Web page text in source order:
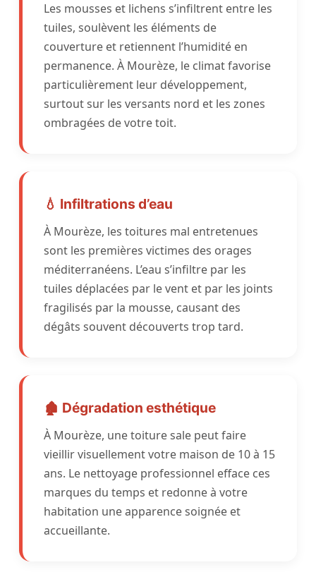
Les mousses et lichens s’infiltrent entre les
tuiles, soulèvent les éléments de
couverture et retiennent l’humidité en
permanence. À Mourèze, le climat favorise
particulièrement leur développement,
surtout sur les versants nord et les zones
ombragées de votre toit.
💧 Infiltrations d’eau
À Mourèze, les toitures mal entretenues
sont les premières victimes des orages
méditerranéens. L’eau s’infiltre par les
tuiles déplacées par le vent et par les joints
fragilisés par la mousse, causant des
dégâts souvent découverts trop tard.
🏚️ Dégradation esthétique
À Mourèze, une toiture sale peut faire
vieillir visuellement votre maison de 10 à 15
ans. Le nettoyage professionnel efface ces
marques du temps et redonne à votre
habitation une apparence soignée et
accueillante.